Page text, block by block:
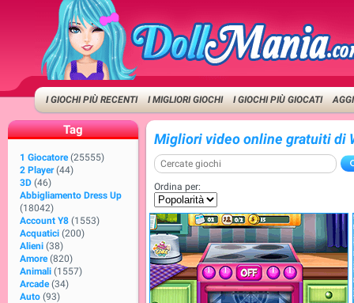
I GIOCHI PIÙ RECENTI I MIGLIORI GIOCHI I GIOCHI PIÙ GIOCATI
Tag
1 Giocatore (25555)
2 Player (44)
3D (46)
Abbigliamento Dress Up
(18042)
Account Y8 (1553)
Acquatici (200)
Alieni (38)
Amore (820)
Animali (1557)
Arcade (34)
Auto (93)
Migliori video online gratuiti di
Ordina per: